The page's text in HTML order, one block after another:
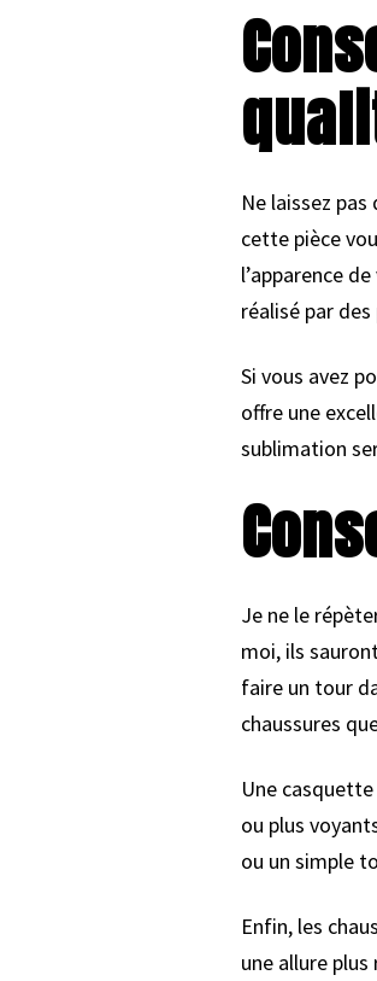
Ne laissez
cette pièce
l’apparence
réalisé par
Si vous avez
offre une
sublimation
Je ne le
moi, ils
faire un tour
chaussures
Une
ou plus
ou un simple
Enfin, les
une allure